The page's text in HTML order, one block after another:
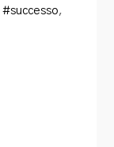
#successo,